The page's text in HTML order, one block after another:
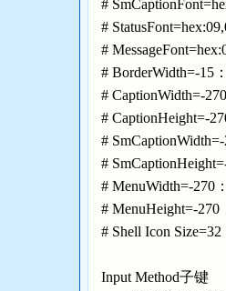
#
#
#
# BorderWidth=-15
# CaptionWidth=-
# CaptionHeight=-
#
#
# MenuWidth=-270
# MenuHeight=-
# Shell Icon
Input Method子键